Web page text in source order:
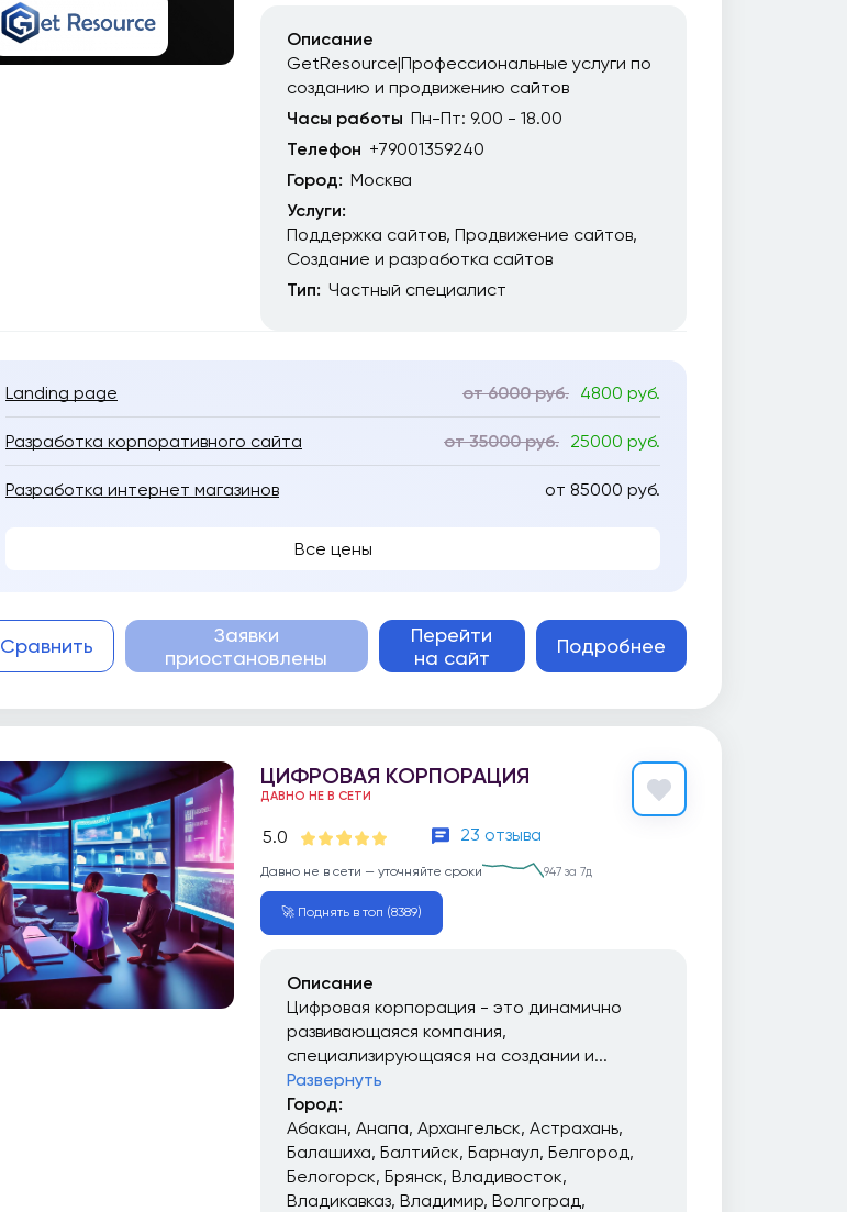
Описание
GetResource|Профессиональные услуги по
созданию и продвижению сайтов
Часы работы Пн-Пт: 9.00 - 18.00
Телефон +79001359240
Город: Москва
Услуги:
Поддержка сайтов Продвижение сайтов
Создание и разработка сайтов
Тип: Частный специалист
Landing page от 6000 руб. 4800 руб.
Разработка корпоративного сайта от 35000 руб. 25000 руб.
Разработка интернет магазинов от 85000 руб.
Все цены
Сравнить
Заявки
приостановлены
Перейти
на сайт
Подробнее
ЦИФРОВАЯ КОРПОРАЦИЯ
ДАВНО НЕ В СЕТИ
5.0 23 отзыва
Давно не в сети — уточняйте сроки 947 за 7д
🚀 Поднять в топ (8389)
Описание
Цифровая корпорация - это динамично
развивающаяся компания,
специализирующаяся на создании и...
Развернуть
Город:
Абакан Анапа Архангельск Астрахань
Балашиха Балтийск Барнаул Белгород
Белогорск Брянск Владивосток
Владикавказ Владимир Волгоград